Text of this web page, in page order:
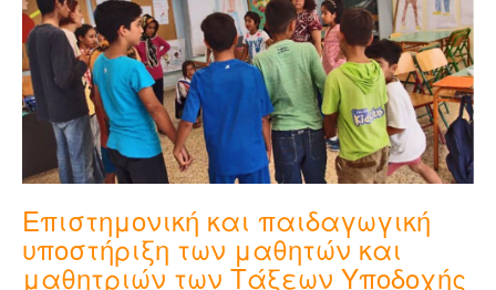
Επιστημονική και παιδαγωγική
υποστήριξη των μαθητών και
μαθητριών των Τάξεων Υποδοχής